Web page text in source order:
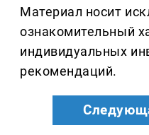
Материал носит
ознакомительный
индивидуальных
рекомендаций.